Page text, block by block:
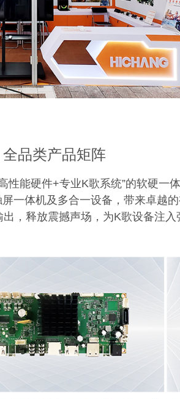
全品类产品矩阵
性能硬件+专业K歌系统”的软硬一
一体机及多合一设备，带来卓越
，释放震撼声场，为K歌设备注